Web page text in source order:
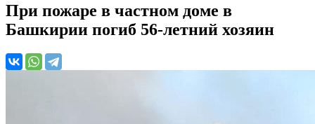
При пожаре в частном доме в
Башкирии погиб 56-летний хозяин